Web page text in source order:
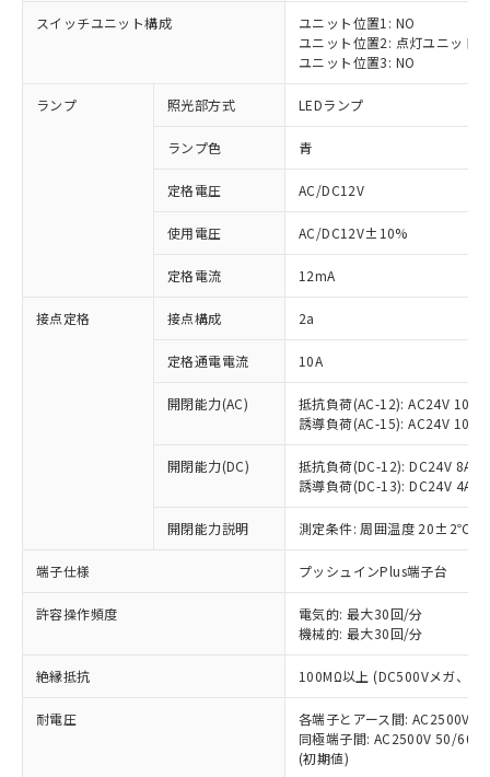
スイッチユニット構成
ユニット位置1: NO
ユニット位置2: 点灯ユニット
ユニット位置3: NO
ランプ 照光部方式 LEDランプ
ランプ色 青
定格電圧 AC/DC12V
使用電圧 AC/DC12V±10%
定格電流 12mA
接点定格 接点構成 2a
定格通電電流 10A
開閉能力(AC)
抵抗負荷(AC-12): AC24V 10A/
誘導負荷(AC-15): AC24V
開閉能力(DC)
抵抗負荷(DC-12): DC24V 8A/
誘導負荷(DC-13): DC24V 4A/
開閉能力説明 測定条件: 周囲温度 20±2℃、
端子仕様 プッシュインPlus端子台
許容操作頻度
電気的: 最大30回/分
機械的: 最大30回/分
絶縁抵抗 100MΩ以上 (DC500Vメガ、点
耐電圧
各端子とアース間: AC2500V
同極端子間: AC2500V 50/
(初期値)
ご利用条件
以下の条件をお読みいただき、同意のうえ
ご利用ください。
本サービスは、当社制御機器事業取扱
商品の当社在庫状況および標準価格
(税抜)を提供させていただくもので
当社制御機器事業取扱商品の中には、
本サービスの対象外となる商品もある
ことをご了承ください。
在庫状況および標準価格照会結果は、
記載している更新日時点での社内デー
タに基づき作成されるものであり、閲
覧された時点での実際の在庫および標
準価格とは異なる場合があることをご
※1 対応状況
対応済み：EU RoHS指令（10物質）の
非含有に対応した製品が提供可能な商品で
す。
対応予定：EU RoHS指令（10物質）の非含
有に対応した製品に切り替える予定のある
対応予定なし：EU RoHS指令（10物質）の
非含有に非対応の商品で、対応品を出す予
定はありません。
調査・確認中：EU RoHS指令（10物質）の
非含有の対応状況を調査中または確認中の
非該当品：ライセンス料など無形物で、有
害物質有無と関係のない商品です。
仕入先様の事情により、非含有部品として
いたものが、含有品と判明した場合などや
むを得ず変更することがあります。
六価クロム(Cr(Ⅵ)) 1000ppm以下、ポリ臭化ビフェニル
類(PBB) 1000ppm以下、ポリ臭化ジフェニルエーテル類
「○」：最大均質材料含有率が中国RoHSの
基準値以下であることを示します。
「×」：最大均質材料含有率が中国RoHSの
基準値を超えていることを示します。
「－」：未確認です。当社販売部門へお問
*中国RoHS10物質の基準値 (GB/T26572)：
Pb(鉛) :1000ppm、 Hg(水銀) : 1000ppm、 Cd(カドミウ
Cr(Ⅵ)(六価クロム) : 1000ppm、 PBBs(ポリ臭化ビフェ
当社は、これら貴社製品のうち、外国
為替および外国貿易法に定める商品
（以下｢規制貨物等」という）を輸出
または国外への提供する場合は、日本
国政府の輸出許可(または役務取引許
可)を取得するなどの必要な手続きを